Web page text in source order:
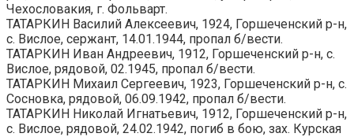
Чехословакия, г. Фольварт.
ТАТАРКИН Василий Алексеевич, 1924, Горшеченский р-н,
с. Вислое, сержант, 14.01.1944, пропал б/вести.
ТАТАРКИН Иван Андреевич, 1912, Горшеченский р-н, с.
Вислое, рядовой, 02.1945, пропал б/вести.
ТАТАРКИН Михаил Сергеевич, 1923, Горшеченский р-н, с.
Сосновка, рядовой, 06.09.1942, пропал б/вести.
ТАТАРКИН Николай Игнатьевич, 1912, Горшеченский р-н,
с. Вислое, рядовой, 24.02.1942, погиб в бою, зах. Курская